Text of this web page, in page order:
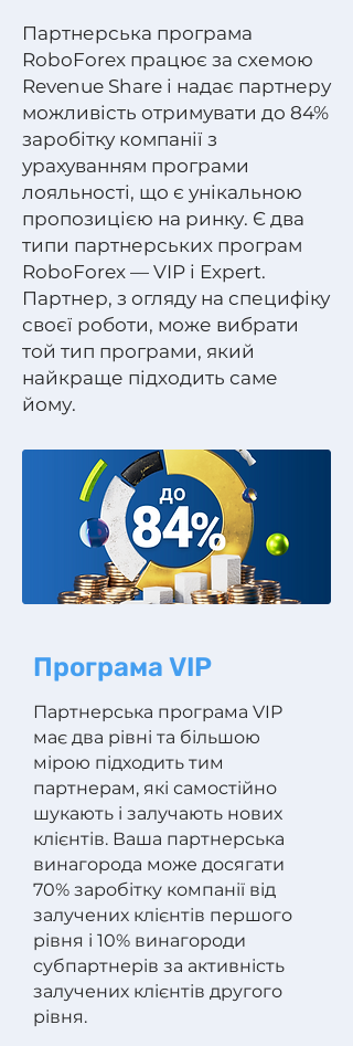
Партнерська програма
RoboForex працює за схемою
Revenue Share і надає партнеру
можливість отримувати до 84%
заробітку компанії з
урахуванням програми
лояльності, що є унікальною
пропозицією на ринку. Є два
типи партнерських програм
RoboForex — VIP і Expert.
Партнер, з огляду на специфіку
своєї роботи, може вибрати
той тип програми, який
найкраще підходить саме
йому.
Програма VIP
Партнерська програма VIP
має два рівні та більшою
мірою підходить тим
партнерам, які самостійно
шукають і залучають нових
клієнтів. Ваша партнерська
винагорода може досягати
70% заробітку компанії від
залучених клієнтів першого
рівня і 10% винагороди
субпартнерів за активність
залучених клієнтів другого
рівня.